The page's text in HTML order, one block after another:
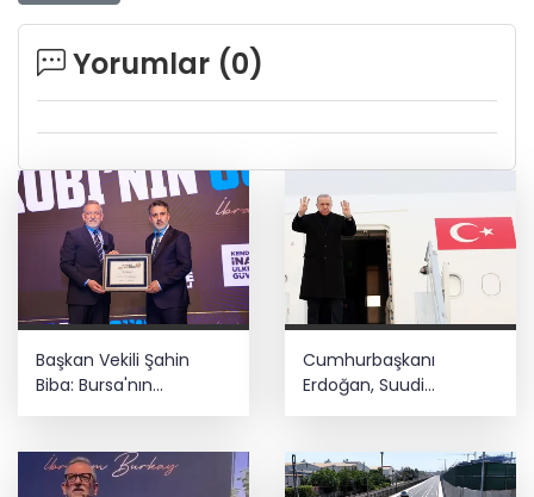
Yorumlar (0)
Başkan Vekili Şahin
Biba: Bursa'nın
geleceğini bütüncül
Cumhurbaşkanı
Erdoğan, Suudi
Arabistan yolcusu